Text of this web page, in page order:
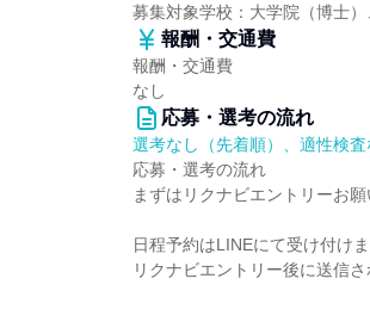
募集対象学校：大学院（博士
報酬・交通費
報酬・交通費
なし
応募・選考の流れ
選考なし（先着順）、適性検
応募・選考の流れ
まずはリクナビエントリーお願
日程予約はLINEにて受け付けま
リクナビエントリー後に送信